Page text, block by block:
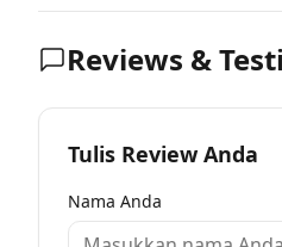
Reviews &
Tulis Review Anda
Nama Anda